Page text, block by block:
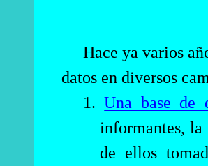
Hace ya varios
datos en diversos
1.Una base de
informantes, la
de ellos